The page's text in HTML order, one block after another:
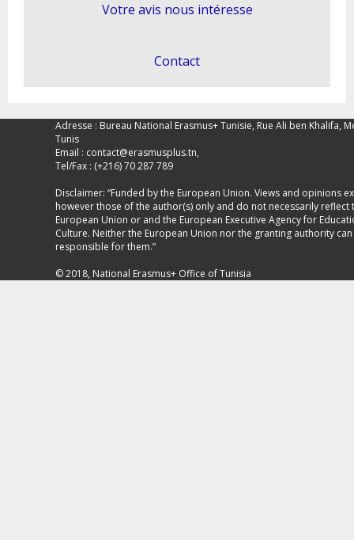
Votre avis nous intéresse
Contact
Adresse : Bureau National Erasmus+ Tunisie, Rue Ali ben Khalifa,
Tunis
Email : contact@erasmusplus.tn,
Tel/Fax : (+216) 70 287 789
Disclaimer: “Funded by the European Union. Views and opinions
however those of the author(s) only and do not necessarily reflect
European Union or and the European Executive Agency for
Culture. Neither the European Union nor the granting authority
responsible for them.”
© 2018, National Erasmus+ Office of Tunisia